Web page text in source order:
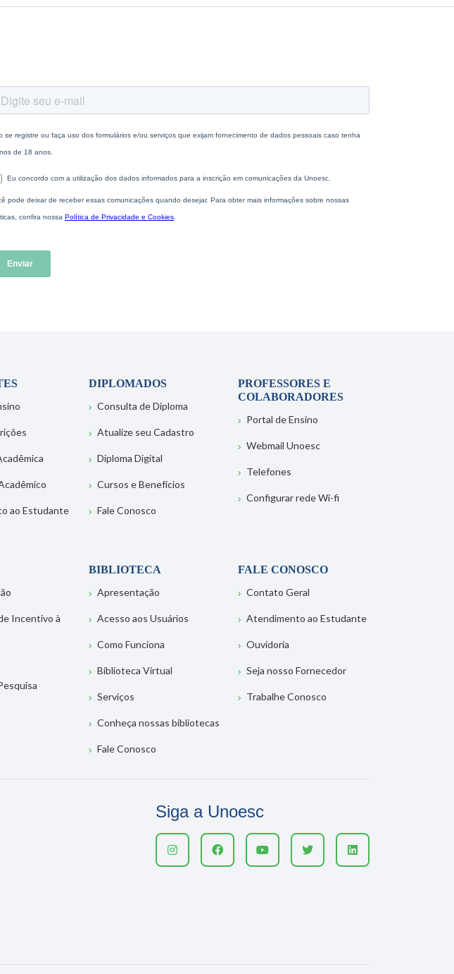
ao Estudante
DIPLOMADOS
Consulta de Diploma
Atualize seu Cadastro
Diploma Digital
Cursos e Benefícios
Fale Conosco
PROFESSORES E
COLABORADORES
Portal de Ensino
Webmail Unoesc
Telefones
Configurar rede Wi-fi
Incentivo à
BIBLIOTECA
Apresentação
Acesso aos Usuários
Como Funciona
Biblioteca Virtual
Serviços
Conheça nossas bibliotecas
Fale Conosco
FALE CONOSCO
Contato Geral
Atendimento ao Estudante
Ouvidoria
Seja nosso Fornecedor
Trabalhe Conosco
Siga a Unoesc